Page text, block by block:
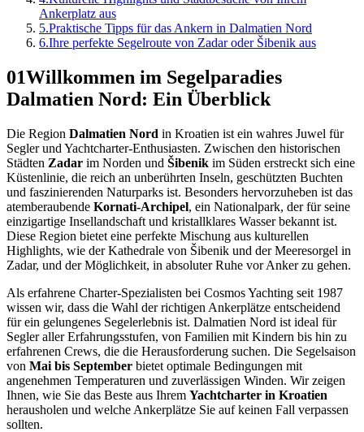
Ankerplatz aus
5.Praktische Tipps für das Ankern in Dalmatien Nord
6.Ihre perfekte Segelroute von Zadar oder Šibenik aus
01Willkommen im Segelparadies
Dalmatien Nord: Ein Überblick
Die Region Dalmatien Nord in Kroatien ist ein wahres Juwel für
Segler und Yachtcharter-Enthusiasten. Zwischen den historischen
Städten Zadar im Norden und Šibenik im Süden erstreckt sich eine
Küstenlinie, die reich an unberührten Inseln, geschützten Buchten
und faszinierenden Naturparks ist. Besonders hervorzuheben ist das
atemberaubende Kornati-Archipel, ein Nationalpark, der für seine
einzigartige Insellandschaft und kristallklares Wasser bekannt ist.
Diese Region bietet eine perfekte Mischung aus kulturellen
Highlights, wie der Kathedrale von Šibenik und der Meeresorgel in
Zadar, und der Möglichkeit, in absoluter Ruhe vor Anker zu gehen.
Als erfahrene Charter-Spezialisten bei Cosmos Yachting seit 1987
wissen wir, dass die Wahl der richtigen Ankerplätze entscheidend
für ein gelungenes Segelerlebnis ist. Dalmatien Nord ist ideal für
Segler aller Erfahrungsstufen, von Familien mit Kindern bis hin zu
erfahrenen Crews, die die Herausforderung suchen. Die Segelsaison
von Mai bis September bietet optimale Bedingungen mit
angenehmen Temperaturen und zuverlässigen Winden. Wir zeigen
Ihnen, wie Sie das Beste aus Ihrem Yachtcharter in Kroatien
herausholen und welche Ankerplätze Sie auf keinen Fall verpassen
sollten.